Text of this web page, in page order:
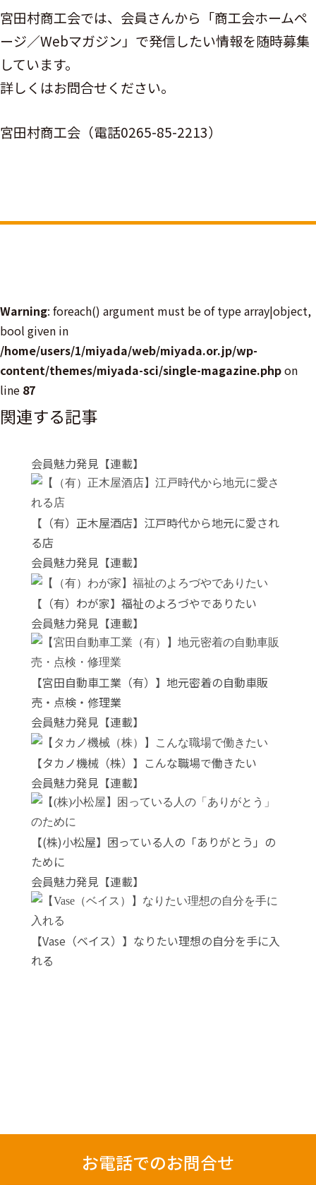
宮田村商工会では、会員さんから「商工会ホームペ
ージ／Webマガジン」で発信したい情報を随時募集
しています。
詳しくはお問合せください。
宮田村商工会（電話0265-85-2213）
Warning: foreach() argument must be of type array|object,
bool given in
/home/users/1/miyada/web/miyada.or.jp/wp-
content/themes/miyada-sci/single-magazine.phpon
line 87
関連する記事
会員魅力発見【連載】
【（有）正木屋酒店】江戸時代から地元に愛され
る店
会員魅力発見【連載】
【（有）わが家】福祉のよろづやでありたい
会員魅力発見【連載】
【宮田自動車工業（有）】地元密着の自動車販
売・点検・修理業
会員魅力発見【連載】
【タカノ機械（株）】こんな職場で働きたい
会員魅力発見【連載】
【(株)小松屋】困っている人の「ありがとう」の
ために
会員魅力発見【連載】
【Vase（ベイス）】なりたい理想の自分を手に入
れる
お電話でのお問合せ